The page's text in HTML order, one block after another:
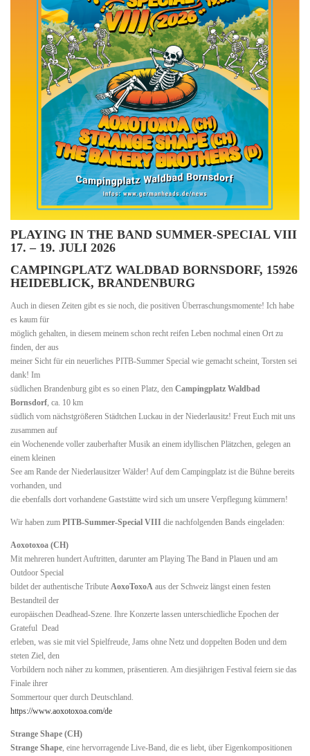
PLAYING IN THE BAND SUMMER-SPECIAL VIII
17. – 19. JULI 2026
CAMPINGPLATZ WALDBAD BORNSDORF, 15926
HEIDEBLICK, BRANDENBURG
Auch in diesen Zeiten gibt es sie noch, die positiven Überraschungsmomente! Ich habe
es kaum für
möglich gehalten, in diesem meinem schon recht reifen Leben nochmal einen Ort zu
finden, der aus
meiner Sicht für ein neuerliches PITB-Summer Special wie gemacht scheint, Torsten sei
dank! Im
südlichen Brandenburg gibt es so einen Platz, den Campingplatz Waldbad
Bornsdorf , ca. 10 km
südlich vom nächstgrößeren Städtchen Luckau in der Niederlausitz! Freut Euch mit uns
zusammen auf
ein Wochenende voller zauberhafter Musik an einem idyllischen Plätzchen, gelegen an
einem kleinen
See am Rande der Niederlausitzer Wälder! Auf dem Campingplatz ist die Bühne bereits
vorhanden, und
die ebenfalls dort vorhandene Gaststätte wird sich um unsere Verpflegung kümmern!
Wir haben zum PITB-Summer-Special VIII die nachfolgenden Bands eingeladen:
Aoxotoxoa (CH)
Mit mehreren hundert Auftritten, darunter am Playing The Band in Plauen und am
Outdoor Special
bildet der authentische Tribute AoxoToxoA aus der Schweiz längst einen festen
Bestandteil der
europäischen Deadhead-Szene. Ihre Konzerte lassen unterschiedliche Epochen der
Grateful Dead
erleben, was sie mit viel Spielfreude, Jams ohne Netz und doppelten Boden und dem
steten Ziel, den
Vorbildern noch näher zu kommen, präsentieren. Am diesjährigen Festival feiern sie das
Finale ihrer
Sommertour quer durch Deutschland.
https://www.aoxotoxoa.com/de
Strange Shape (CH)
Strange Shape, eine hervorragende Live-Band, die es liebt, über Eigenkompositionen